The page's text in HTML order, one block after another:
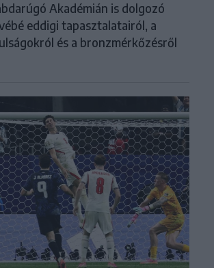
Akadémián is dolgozó
eddigi tapasztalatairól, a
és a bronzmérkőzésről